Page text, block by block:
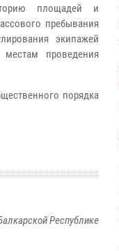
площадей и
пребывания
экипажей
проведения
порядка
Республике